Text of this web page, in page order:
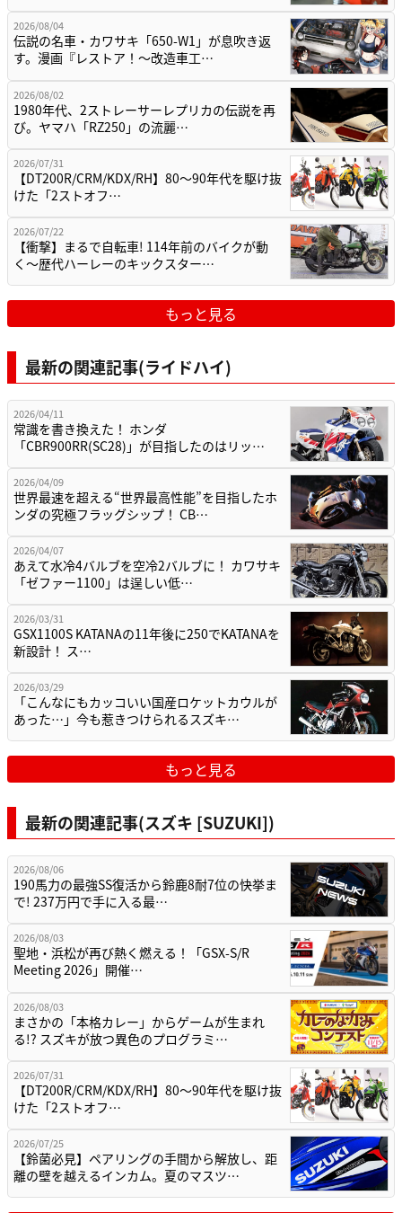
2026/08/04
伝説の名車・カワサキ「650-W1」が息吹き返
す。漫画『レストア！～改造車工…
2026/08/02
1980年代、2ストレーサーレプリカの伝説を再
び。ヤマハ「RZ250」の流麗…
2026/07/31
【DT200R/CRM/KDX/RH】80〜90年代を駆け抜
けた「2ストオフ…
2026/07/22
【衝撃】まるで自転車! 114年前のバイクが動
く〜歴代ハーレーのキックスター…
もっと見る
最新の関連記事(ライドハイ)
2026/04/11
常識を書き換えた！ ホンダ
「CBR900RR(SC28)」が目指したのはリッ…
2026/04/09
世界最速を超える“世界最高性能”を目指したホ
ンダの究極フラッグシップ！ CB…
2026/04/07
あえて水冷4バルブを空冷2バルブに！ カワサキ
「ゼファー1100」は逞しい低…
2026/03/31
GSX1100S KATANAの11年後に250でKATANAを
新設計！ ス…
2026/03/29
「こんなにもカッコいい国産ロケットカウルが
あった…」今も惹きつけられるスズキ…
もっと見る
最新の関連記事(スズキ [SUZUKI])
2026/08/06
190馬力の最強SS復活から鈴鹿8耐7位の快挙ま
で! 237万円で手に入る最…
2026/08/03
聖地・浜松が再び熱く燃える！「GSX-S/R
Meeting 2026」開催…
2026/08/03
まさかの「本格カレー」からゲームが生まれ
る!? スズキが放つ異色のプログラミ…
2026/07/31
【DT200R/CRM/KDX/RH】80〜90年代を駆け抜
けた「2ストオフ…
2026/07/25
【鈴菌必見】ペアリングの手間から解放し、距
離の壁を越えるインカム。夏のマスツ…